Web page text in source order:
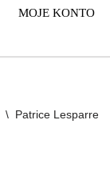
MOJE KONTO
\ Patrice Lesparre